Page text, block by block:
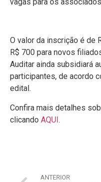
vagas para os
O valor da inscrição é de
R$ 700 para novos
Auditar ainda subsidiará
participantes, de acordo
edital.
Confira mais detalhes
clicando AQUI.
ANTERIOR